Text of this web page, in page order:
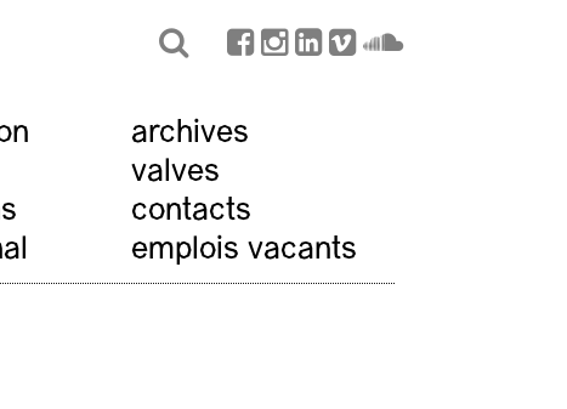
archives
valves
contacts
emplois vacants